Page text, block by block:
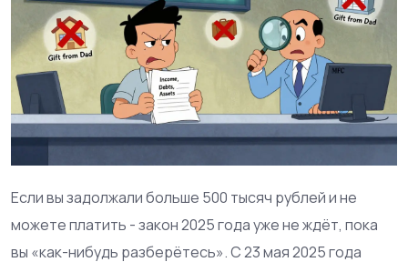
Если вы задолжали больше 500 тысяч рублей и не
можете платить - закон 2025 года уже не ждёт, пока
вы «как-нибудь разберётесь». С 23 мая 2025 года